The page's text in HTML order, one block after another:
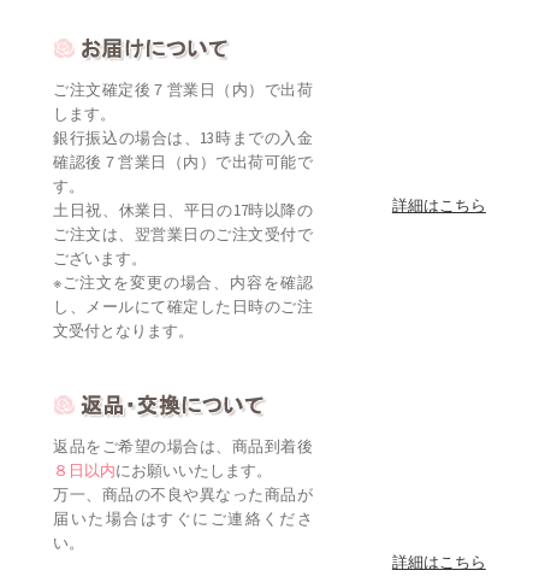
ご注文確定後７営業日（内）で出荷
します。
銀行振込の場合は、13時までの入金
確認後７営業日（内）で出荷可能で
す。
土日祝、休業日、平日の17時以降の
ご注文は、翌営業日のご注文受付で
ございます。
※ご注文を変更の場合、内容を確認
し、メールにて確定した日時のご注
文受付となります。
詳細はこちら
返品をご希望の場合は、商品到着後
８日以内にお願いいたします。
万一、商品の不良や異なった商品が
届いた場合はすぐにご連絡くださ
い。
詳細はこちら